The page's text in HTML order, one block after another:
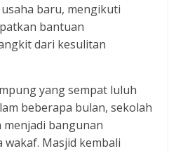
baru, mengikuti
bantuan
dari kesulitan
yang sempat luluh
beberapa bulan, sekolah
bangunan
Masjid kembali